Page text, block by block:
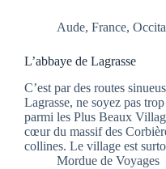
Aude, France,
L’abbaye de Lagrasse
C’est par des routes
Lagrasse, ne soyez pas
parmi les Plus Beaux
cœur du massif des
collines. Le village est
Mordue de Voyages